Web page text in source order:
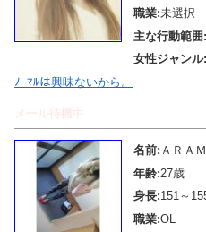
職業:未選択
主な行動範囲:
女性ジャンル:
ﾉｰﾏﾙは興味ないから。
メール待機中
名前: ＡＲＡ
年齢:27歳
身長:151～
職業:OL